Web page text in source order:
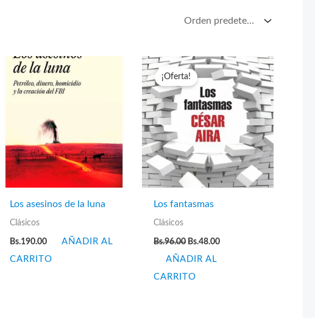
Los asesinos de la luna
Clásicos
Bs.190.00
AÑADIR AL
CARRITO
¡Oferta!
Los fantasmas
Clásicos
Bs.96.00 El
original
Bs.96.00.
Bs.48.00El
AÑADIR AL
CARRITO